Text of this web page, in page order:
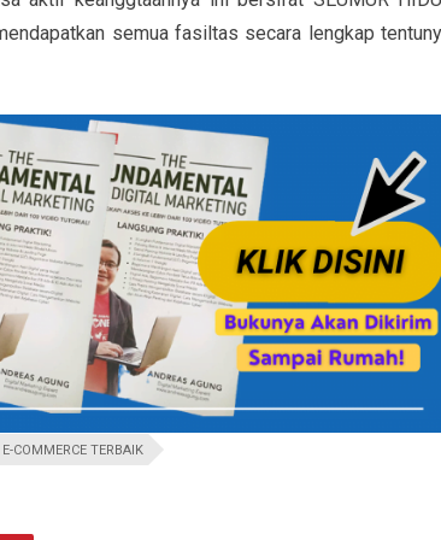
semua fasiltas secara lengkap
COMMERCE TERBAIK